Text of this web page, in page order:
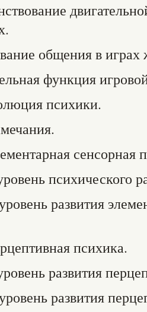
общения в играх
функция
психики.
сенсорная
психического
развития
психика.
развития
развития